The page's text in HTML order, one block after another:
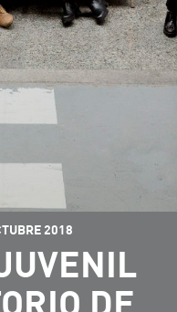
2018
DE